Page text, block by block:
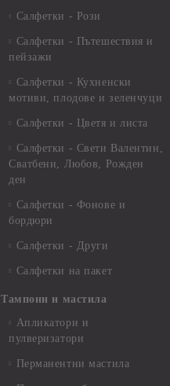
Салфетки - Рози
Салфетки - Пътешествия и
пейзажи
Салфетки - Кухненски
мотиви, плодове и зеленчуци
Салфетки - Цветя и листа
Салфетки - Свети Валентин,
Сватбени, Любов, Рожден
ден
Салфетки - Фонове и
бордюри
Салфетки - Други
Салфетки на пакет
Тампони и мастила
Апликатори и
пулверизатори
Перманентни мастила